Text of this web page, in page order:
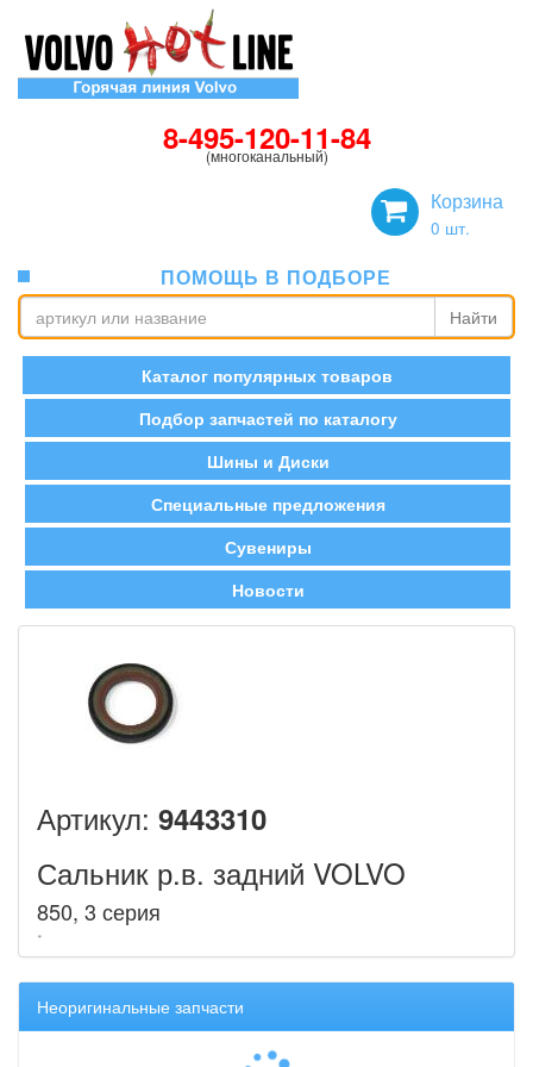
8-495-120-11-84
(многоканальный)
Корзина
0 шт.
ПОМОЩЬ В ПОДБОРЕ
Найти
Каталог популярных товаров
Подбор запчастей по каталогу
Шины и Диски
Специальные предложения
Сувениры
Новости
Артикул: 9443310
Сальник р.в. задний VOLVO
850, 3 серия
Неоригинальные запчасти